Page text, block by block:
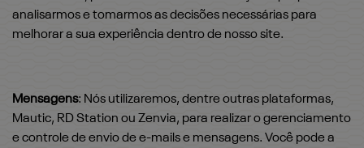
analisarmos e tomarmos as decisões necessárias para
melhorar a sua experiência dentro de nosso site.
Mensagens: Nós utilizaremos, dentre outras plataformas,
Mautic, RD Station ou Zenvia, para realizar o gerenciamento
e controle de envio de e-mails e mensagens. Você pode a